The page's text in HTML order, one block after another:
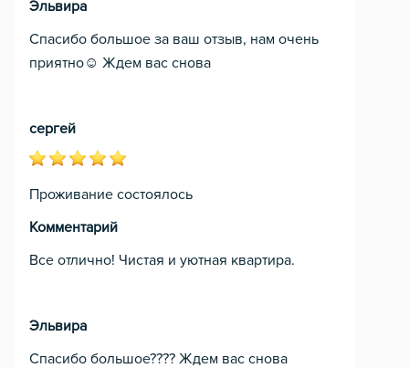
Эльвира
Спасибо большое за ваш отзыв, нам очень
приятно☺️ Ждем вас снова
сергей
Проживание состоялось
Комментарий
Все отлично! Чистая и уютная квартира.
Эльвира
Спасибо большое???? Ждем вас снова